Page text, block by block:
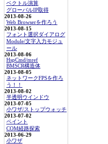
ベクトル演算
グローバルIP取得
2013-08-26
Web Browserを作ろう
2013-08-15
フォント選択ダイアログ
Module/文字入力モジュ
ール
2013-08-06
HspCmd/mref
BMSCR構造体
2013-08-05
ネットワークFPSを作ろ
う！！
2013-08-02
半透明ウインドウ
2013-07-05
小ワザ/ストップウォッチ
2013-07-02
ペイント
COM経路探索
2013-06-29
小ワザ